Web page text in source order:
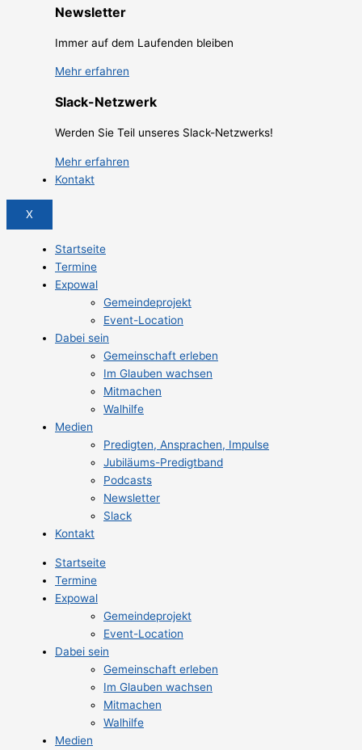
Newsletter
Immer auf dem Laufenden bleiben
Mehr erfahren
Slack-Netzwerk
Werden Sie Teil unseres Slack-Netzwerks!
Mehr erfahren
Kontakt
X
Startseite
Termine
Expowal
Gemeindeprojekt
Event-Location
Dabei sein
Gemeinschaft erleben
Im Glauben wachsen
Mitmachen
Walhilfe
Medien
Predigten, Ansprachen, Impulse
Jubiläums-Predigtband
Podcasts
Newsletter
Slack
Kontakt
Startseite
Termine
Expowal
Gemeindeprojekt
Event-Location
Dabei sein
Gemeinschaft erleben
Im Glauben wachsen
Mitmachen
Walhilfe
Medien